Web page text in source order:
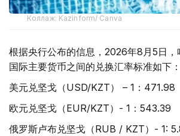
Коллаж: Kazinform/ Canva
根据央行公布的信息，2026年8月5日
国际主要货币之间的兑换汇率标准如下：
美元兑坚戈（USD/KZT） – 1：471.98
欧元兑坚戈（EUR/KZT）- 1：543.39
俄罗斯卢布兑坚戈（RUB / KZT）- 1: